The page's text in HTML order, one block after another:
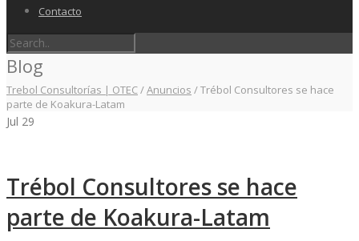
Contacto
Blog
Trebol Consultorías | OTEC/Anuncios /Trébol Consultores se hace
parte de Koakura-Latam
Jul 29
Trébol Consultores se hace
parte de Koakura-Latam